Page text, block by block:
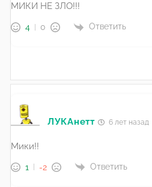
МИКИ НЕ ЗЛО!!!
4 0 Ответить
ЛУКАнетт 6 лет назад
Мики!!
1 -2 Ответить